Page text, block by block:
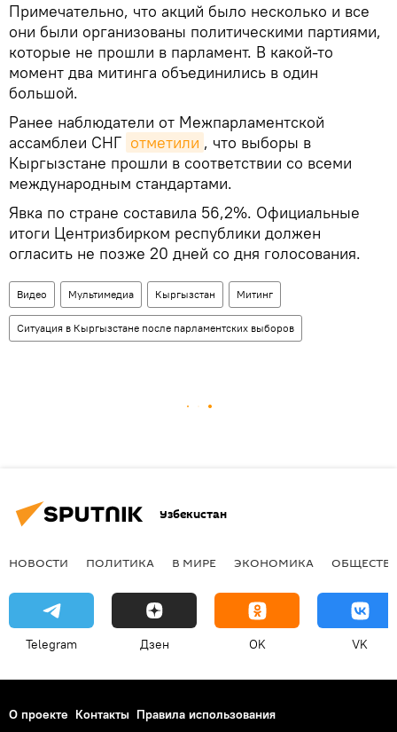
Примечательно, что акций было несколько и все
они были организованы политическими партиями,
которые не прошли в парламент. В какой-то
момент два митинга объединились в один
большой.
Ранее наблюдатели от Межпарламентской
ассамблеи СНГ отметили , что выборы в
Кыргызстане прошли в соответствии со всеми
международным стандартами.
Явка по стране составила 56,2%. Официальные
итоги Центризбирком республики должен
огласить не позже 20 дней со дня голосования.
Видео Мультимедиа Кыргызстан Митинг
Ситуация в Кыргызстане после парламентских выборов
Узбекистан
НОВОСТИ ПОЛИТИКА В МИРЕ ЭКОНОМИКА
Telegram Дзен OK VK
О проекте Контакты Правила использования